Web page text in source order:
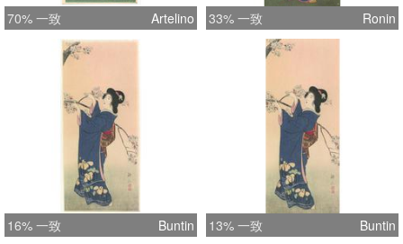
70% 一致 Artelino 33% 一致 Ronin
16% 一致 Buntin 13% 一致 Buntin